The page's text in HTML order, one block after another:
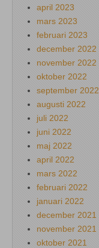
april 2023
mars 2023
februari 2023
december 2022
november 2022
oktober 2022
september 2022
augusti 2022
juli 2022
juni 2022
maj 2022
april 2022
mars 2022
februari 2022
januari 2022
december 2021
november 2021
oktober 2021